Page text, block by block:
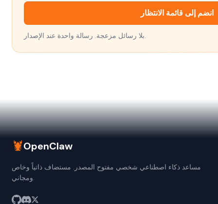
انضم إلى قائمة الانتظار
بلا رسائل مزعجة. رسالة واحدة عند الإصدار.
🦞OpenClaw
مساعد ذكاء اصطناعي شخصي مفتوح المصدر. مستضاف ذاتياً وخاص
ومجاني.